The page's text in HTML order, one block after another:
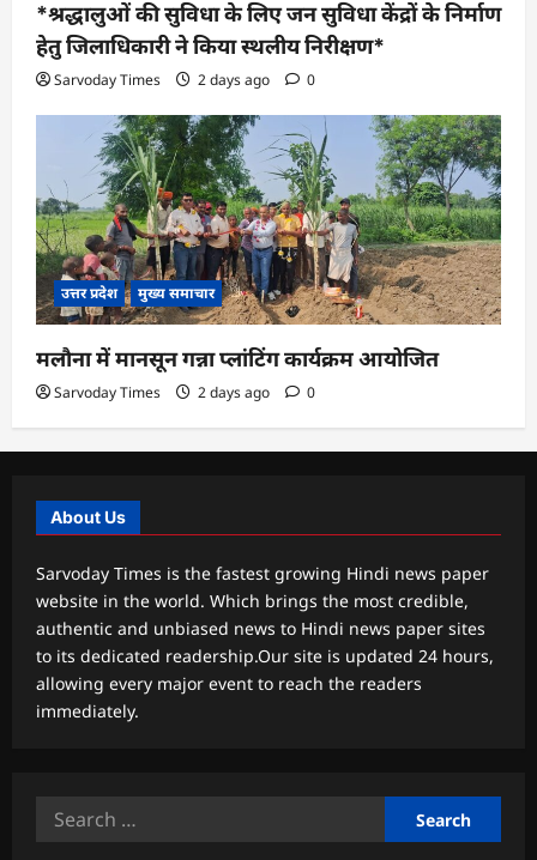
*श्रद्धालुओं की सुविधा के लिए जन सुविधा केंद्रों के निर्माण
हेतु जिलाधिकारी ने किया स्थलीय निरीक्षण*
Sarvoday Times 2 days ago 0
उत्तर प्रदेश मुख्य समाचार
मलौना में मानसून गन्ना प्लांटिंग कार्यक्रम आयोजित
Sarvoday Times 2 days ago 0
About Us
Sarvoday Times is the fastest growing Hindi news paper
website in the world. Which brings the most credible,
authentic and unbiased news to Hindi news paper sites
to its dedicated readership.Our site is updated 24 hours,
allowing every major event to reach the readers
immediately.
Search